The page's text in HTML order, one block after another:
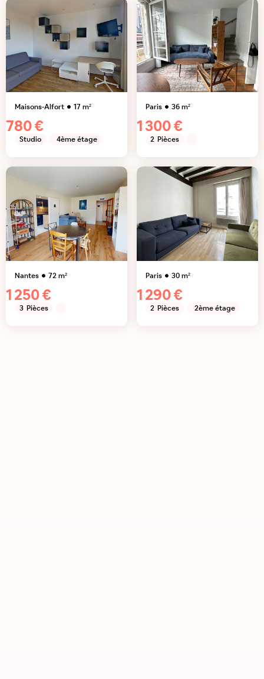
Maisons-Alfort 17m²
780 €
Studio 4ème étage
Paris 36m²
1 300 €
2 Pièces
Nantes 72m²
1 250 €
3 Pièces
Paris 30m²
1 290 €
2 Pièces 2ème étage